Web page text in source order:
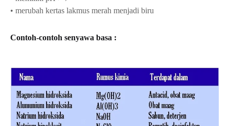
• merubah kertas lakmus merah menjadi biru
Contoh-contoh senyawa basa :